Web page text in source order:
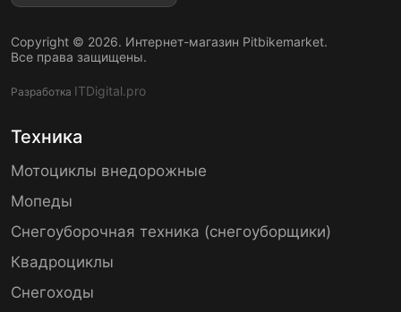
Copyright © 2026. Интернет-магазин Pitbikemarket.
Все права защищены.
Разработка ITDigital.pro
Техника
Мотоциклы внедорожные
Мопеды
Снегоуборочная техника (снегоуборщики)
Квадроциклы
Снегоходы